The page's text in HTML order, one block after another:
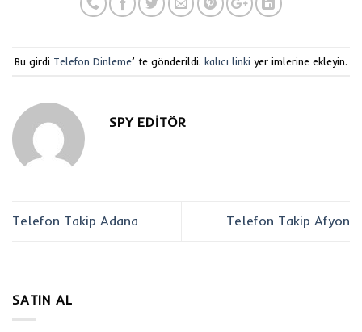
Bu girdi Telefon Dinleme’ te gönderildi. kalıcı linki yer imlerine ekleyin.
SPY EDITÖR
Telefon Takip Adana Telefon Takip Afyon
SATIN AL